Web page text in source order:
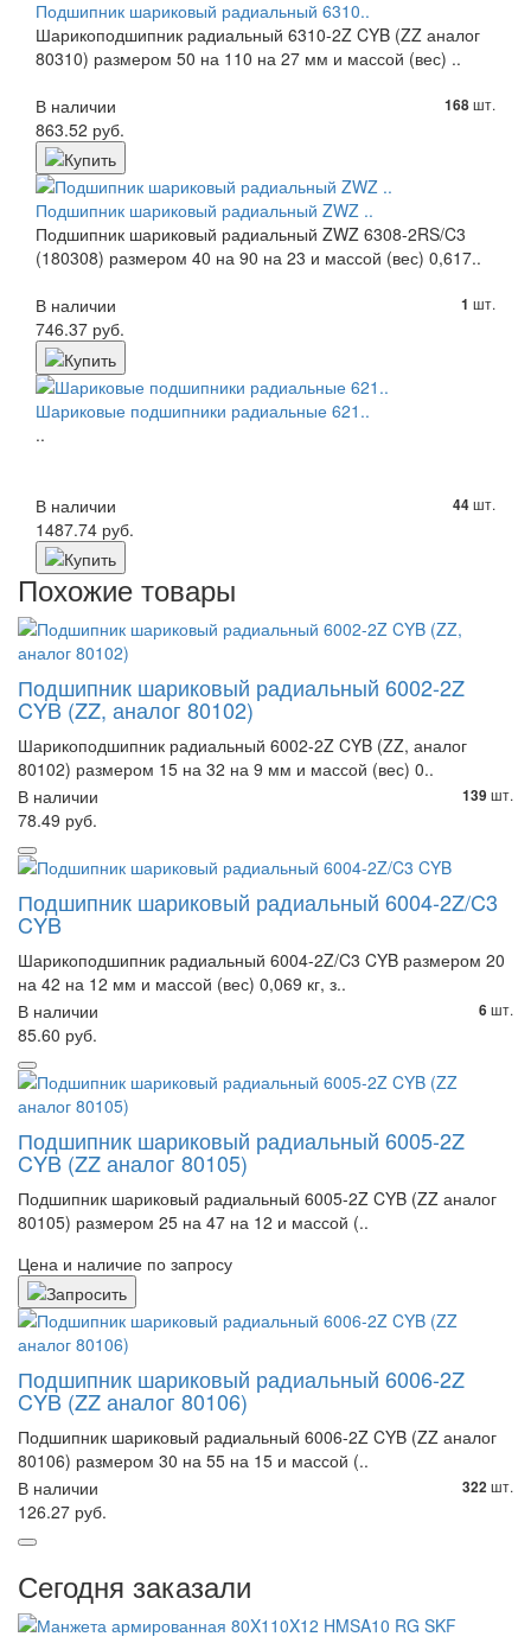
Подшипник шариковый радиальный 6310..
Шарикоподшипник радиальный 6310-2Z CYB (ZZ аналог
80310) размером 50 на 110 на 27 мм и массой (вес) ..
В наличии
168шт.
863.52 руб.
Подшипник шариковый радиальный ZWZ ..
Подшипник шариковый радиальный ZWZ 6308-2RS/C3
(180308) размером 40 на 90 на 23 и массой (вес) 0,617..
В наличии
1 шт.
746.37 руб.
Шариковые подшипники радиальные 621..
..
В наличии 44шт.
1487.74 руб.
Похожие товары
Подшипник шариковый радиальный 6002-2Z
CYB (ZZ, аналог 80102)
Шарикоподшипник радиальный 6002-2Z CYB (ZZ, аналог
80102) размером 15 на 32 на 9 мм и массой (вес) 0..
В наличии
139 шт.
78.49 руб.
Подшипник шариковый радиальный 6004-2Z/C3
CYB
Шарикоподшипник радиальный 6004-2Z/C3 CYB размером 20
на 42 на 12 мм и массой (вес) 0,069 кг, з..
В наличии
6 шт.
85.60 руб.
Подшипник шариковый радиальный 6005-2Z
CYB (ZZ аналог 80105)
Подшипник шариковый радиальный 6005-2Z CYB (ZZ аналог
80105) размером 25 на 47 на 12 и массой (..
Цена и наличие по запросу
Подшипник шариковый радиальный 6006-2Z
CYB (ZZ аналог 80106)
Подшипник шариковый радиальный 6006-2Z CYB (ZZ аналог
80106) размером 30 на 55 на 15 и массой (..
В наличии
322 шт.
126.27 руб.
Сегодня заказали